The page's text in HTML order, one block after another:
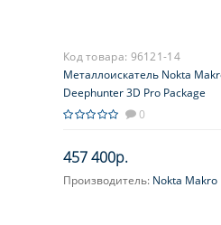
Код товара: 96121-14
Металлоискатель Nokta
Deephunter 3D Pro Package
0
457 400р.
Производитель: Nokta Makro